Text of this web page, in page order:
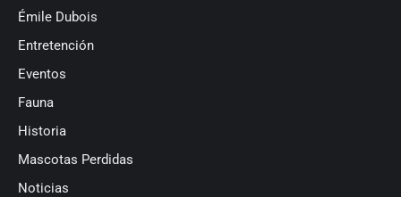
Émile Dubois
Entretención
Eventos
Fauna
Historia
Mascotas Perdidas
Noticias